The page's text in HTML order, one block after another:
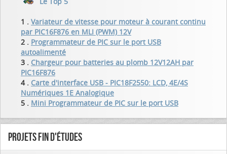
1 . Variateur de vitesse pour moteur à courant continu
par PIC16F876 en MLI (PWM) 12V
2 . Programmateur de PIC sur le port USB
autoalimenté
3 . Chargeur pour batteries au plomb 12V12AH par
PIC16F876
4 . Carte d'interface USB - PIC18F2550: LCD, 4E/4S
Numériques 1E Analogique
5 . Mini Programmateur de PIC sur le port USB
Projets fin d'études